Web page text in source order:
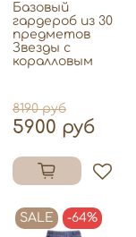
Базовый
гардероб из 30
предметов
Звезды с
коралловым
8190 руб
5900 руб
SALE -64%